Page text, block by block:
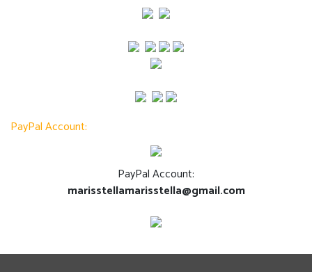
PayPal Account:
PayPal Account:
marisstellamarisstella@gmail.com